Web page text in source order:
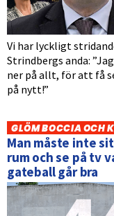
Vi har lyckligt
Strindbergs anda:
ner på allt, för att få
på nytt!”
GLÖM BOCCIA OCH
Man måste inte
rum och se på tv
gateball går bra